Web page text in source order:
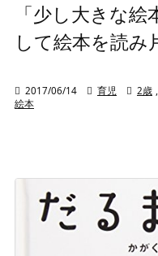
「少し大きな
して絵本を読み
 2017/06/14  育児  2歳 ,
絵本